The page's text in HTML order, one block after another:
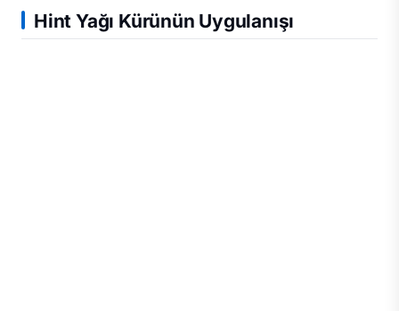
Hint Yağı Kürünün Uygulanışı